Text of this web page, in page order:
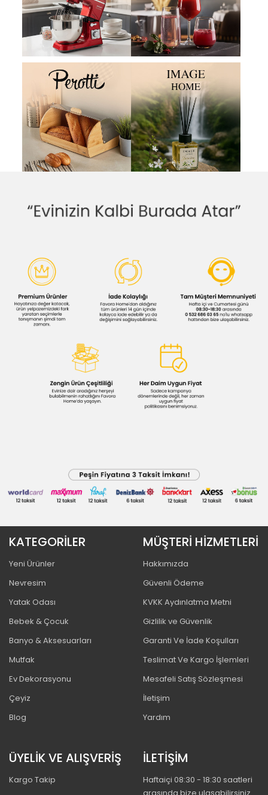
KATEGORİLER
Yeni Ürünler
Nevresim
Yatak Odası
Bebek & Çocuk
Banyo & Aksesuarları
Mutfak
Ev Dekorasyonu
Çeyiz
Blog
MÜŞTERİ HİZMETLERİ
Hakkımızda
Güvenli Ödeme
KVKK Aydınlatma Metni
Gizlilik ve Güvenlik
Garanti Ve İade Koşulları
Teslimat Ve Kargo İşlemleri
Mesafeli Satış Sözleşmesi
İletişim
Yardım
ÜYELİK VE ALIŞVERİŞ
Kargo Takip
İLETİŞİM
Haftaiçi 08:30 - 18:30 saatleri